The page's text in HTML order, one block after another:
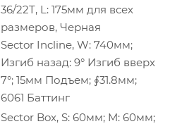
36/22T, L: 175мм для всех
размеров, Черная
Sector Incline, W: 740мм;
Изгиб назад: 9° Изгиб вверх
7°; 15мм Подъем; ∮31.8мм;
6061 Баттинг
Sector Box, S: 60мм; M: 60мм;